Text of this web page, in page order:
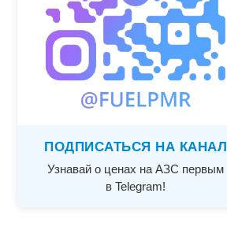
ПОДПИСАТЬСЯ НА КАНАЛ
Узнавай о ценах на АЗС первым
в Telegram!